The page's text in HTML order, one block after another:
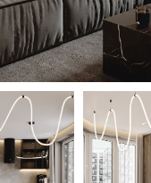
эффектной
подобранной в
душевая
тёмного
теплотой
фасадов